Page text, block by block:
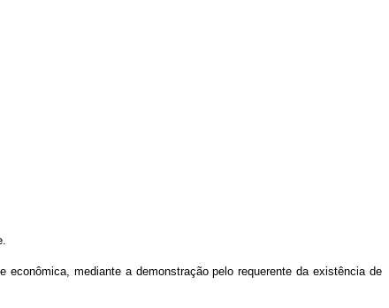
mediante a demonstração pelo requerente da existência de